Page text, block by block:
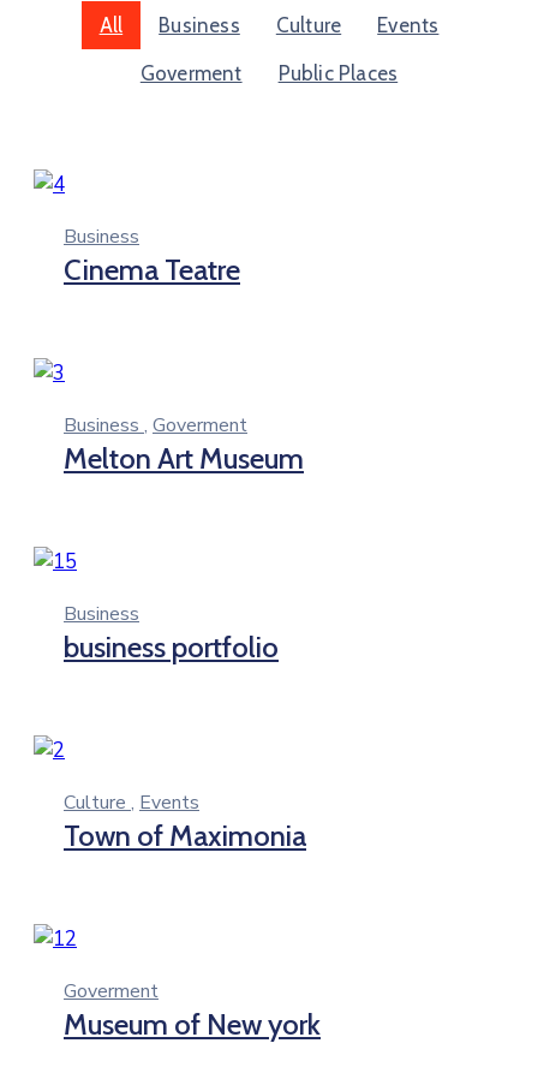
All Business Culture
Events
Goverment
Public Places
Business
Cinema Teatre
Business , Goverment
Melton Art Museum
Business
business portfolio
Culture , Events
Town of Maximonia
Goverment
Museum of New york